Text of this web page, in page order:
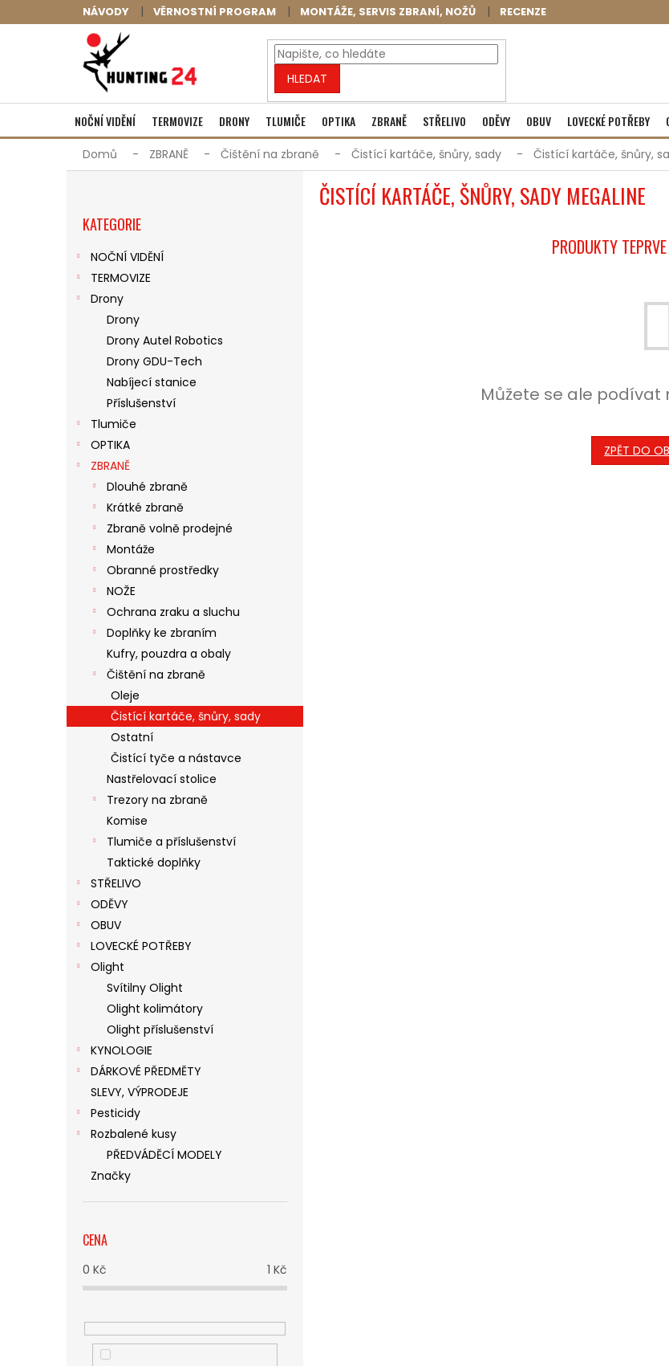
na
NÁVODY VĚRNOSTNÍ PROGRAM MONTÁŽE, SERVIS ZBRANÍ, NOŽŮ RECENZE
HLEDAT
NÁKUPNÍ
KOŠÍK
Prázdný košík
NOČNÍ VIDĚNÍ TERMOVIZE DRONY TLUMIČE OPTIKA ZBRANĚ STŘELIVO ODĚVY OBUV LOVECKÉ POTŘEBY
Domů ZBRANĚ Čištění na zbraně Čistící kartáče, šnůry, sady Čistící kartáče, šnůry,
P
kategorie
KATEGORIE
NOČNÍ VIDĚNÍ
TERMOVIZE
Drony
Drony
Drony Autel Robotics
Drony GDU-Tech
Nabíjecí stanice
Příslušenství
Tlumiče
OPTIKA
ZBRANĚ
Dlouhé zbraně
Krátké zbraně
Zbraně volně prodejné
Montáže
Obranné prostředky
NOŽE
Ochrana zraku a sluchu
Doplňky ke zbraním
Kufry, pouzdra a obaly
Čištění na zbraně
Oleje
Čistící kartáče, šnůry, sady
Ostatní
Čistící tyče a nástavce
Nastřelovací stolice
Trezory na zbraně
Komise
Tlumiče a příslušenství
Taktické doplňky
STŘELIVO
ODĚVY
OBUV
LOVECKÉ POTŘEBY
Olight
Svítilny Olight
Olight kolimátory
Olight příslušenství
KYNOLOGIE
DÁRKOVÉ PŘEDMĚTY
SLEVY, VÝPRODEJE
Pesticidy
Rozbalené kusy
PŘEDVÁDĚCÍ MODELY
Značky
CENA
0 Kč 1 Kč
ČISTÍCÍ KARTÁČE, ŠNŮRY, SADY MEGALINE
PRODUKTY
Můžete se ale
ZPĚT DO